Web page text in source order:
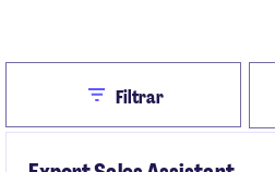
CloseFiltrar